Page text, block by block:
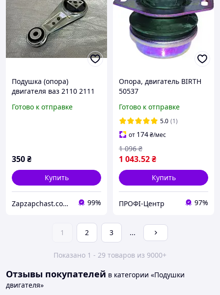
Подушка (опора)
двигателя ваз 2110 2111
верхняя гитара 2112-
Готово к отправке
350₴
Купить
Zapzapchast.com.ua Интернет Магазин Автозапчастей 99%
Опора, двигатель BIRTH
50537
Готово к отправке
5.0 (1)
от 174₴/мес
1 043.52₴
1 096 ₴
Купить
ПРОФІ-Центр 97%
1 2 3 ...
Показано 1 - 29 товаров из 9000+
Отзывы покупателей в категории «Подушки
двигателя»